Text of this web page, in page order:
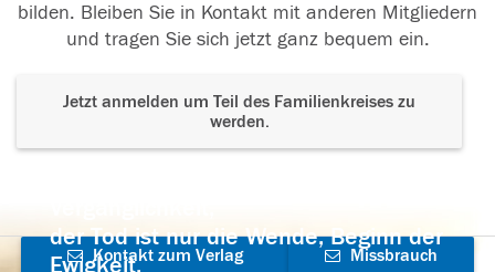
bilden. Bleiben Sie in Kontakt mit anderen Mitgliedern
und tragen Sie sich jetzt ganz bequem ein.
Jetzt anmelden um Teil des Familienkreises zu
werden.
der Tod ist nur die Wende, Beginn der
Ewigkeit.
Kontakt zum Verlag
Missbrauch